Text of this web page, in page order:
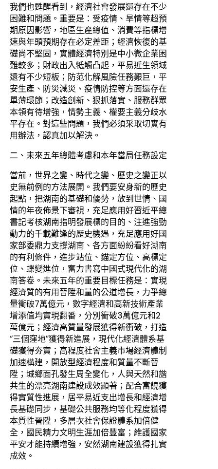
我們也甦醒看到，經濟社會發展還存在不少
困難和問題。重要是：受疫情、旱情等超預
期原因影響，地區生產總值、消費等指標增
速與年頭預期存在必定差距；經濟恢復的基
礎尚不堅固，實體經濟特別是中小微企業困
難較多；財政出入牴觸凸起，平易近生領域
還有不少短板；防范化解風險任務艱巨，平
安生產、防災減災、疫情防控等方面還存在
單薄環節；改造創新、狠抓落實、服務群眾
本領有待增強，情勢主義、權要主義分歧水
平存在。對這些問題，我們必須采取切實有
用辦法，認真加以解決。
二、未來五年總體考慮和本年當局任務設定
當前，世界之變、時代之變、歷史之變正以
史無前例的方法展開。我們要安身新的歷史
起點，把湖南的基礎和優勢，放到世情、國
情的年夜佈景下審視，充足應用好習近平總
書記考核湖南指明發展標的目的、注進強勁
動力的千載難逢的歷史機遇，充足應用好國
家部委鼎力支撐湖南、各方面紛紛看好湖南
的有利條件，進步站位、錨定方位、高標定
位、蝶變進位，奮力書寫中國式現代化的湖
南答卷。未來五年的重要目標任務是：實現
經濟質的有用晉陞和量的公道增長，力爭總
量衝破7萬億元，數字經濟和高新技術產業
增添值均實現翻番，分別衝破3萬億元和2
萬億元；經濟高質量發展獲得新衝破，打造
“三個窪地”獲得新進展，現代化經濟體系基
礎獲得夯實；高程度社會主義市場經濟體制
加速構建，開放型經濟程度和質量不斷晉
陞；城鄉面孔發生周全變化，人與天然和諧
共生的漂亮湖南建設成效顯著；配合富饒獲
得實質性進展，居平易近支出增長和經濟增
長基礎同步，基礎公共服務均等化程度獲得
本質性晉陞，多層次社會保證體系加倍健
全，國民精力文明生涯加倍豐富；維護國家
平安才能持續增強，安然湖南建設獲得扎實
成效。